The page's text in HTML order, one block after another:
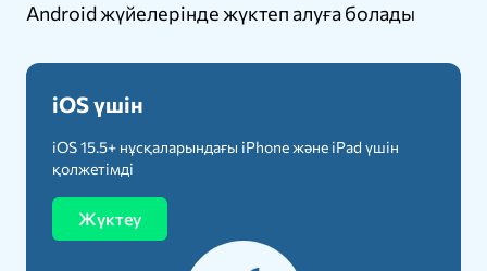
Android жүйелерінде жүктеп алуға болады
iOS үшін
iOS 15.5+ нұсқаларындағы iPhone және iPad үшін
қолжетімді
Жүктеу